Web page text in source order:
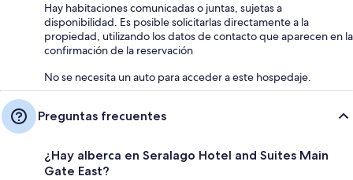
Hay habitaciones comunicadas o juntas, sujetas a
disponibilidad. Es posible solicitarlas directamente a la
propiedad, utilizando los datos de contacto que aparecen en la
confirmación de la reservación
No se necesita un auto para acceder a este hospedaje.
Preguntas frecuentes
¿Hay alberca en Seralago Hotel and Suites Main
Gate East?